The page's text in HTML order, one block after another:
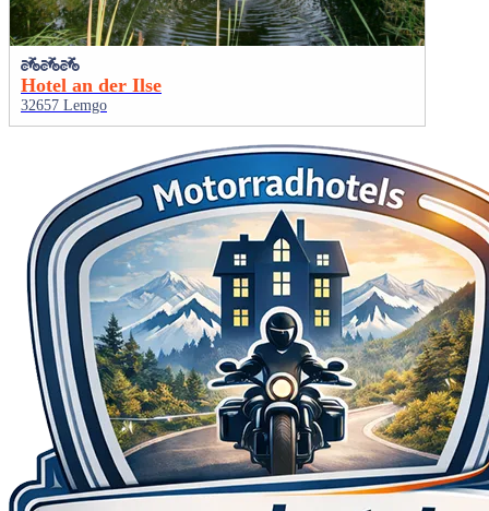
Hotel an der Ilse
32657 Lemgo